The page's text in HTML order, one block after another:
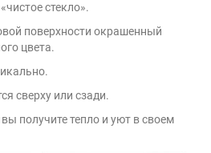
стекло».
поверхности окрашенный
цвета.
сверху или сзади.
получите тепло и уют в своем